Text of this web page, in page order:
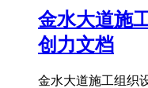
金水大道施
创力文档
金水大道施工组织